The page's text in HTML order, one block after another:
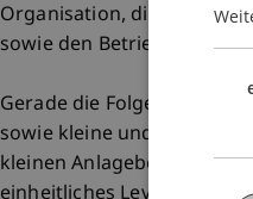
Organisation, die
sowie den Betrieb von
Gerade die Folgen der
sowie kleine und mittlere
kleinen Anlagebeträgen